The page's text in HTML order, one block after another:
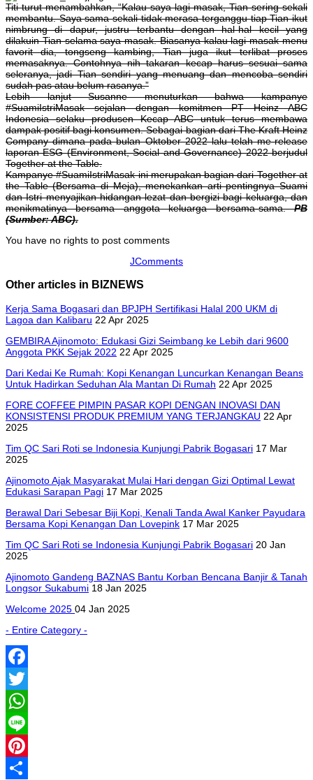
Titi turut menambahkan, “Kalau saya lagi masak, Tian sering sekali
membantu. Saya sama sekali tidak merasa terganggu tiap Tian ikut
nimbrung di dapur, justru terbantu dengan hal-hal kecil yang
dilakuin Tian selama saya masak. Biasanya kalau lagi masak menu
favorit dia, tongseng kambing, Tian juga ikut terlibat proses
memasaknya. Contohnya nih takaran kecap harus sesuai sama
seleranya, jadi Tian sendiri yang menuang dan mencoba sendiri
sudah pas atau belum rasanya.”
Lebih lanjut Susanne menuturkan bahwa kampanye
#SuamiIstriMasak sejalan dengan komitmen PT Heinz ABC
Indonesia selaku produsen Kecap ABC untuk terus membawa
dampak positif bagi konsumen. Sebagai bagian dari The Kraft Heinz
Company dimana pada bulan Oktober 2022 lalu telah me-release
laporan ESG (Environment, Social and Governance) 2022 berjudul
Together at the Table.
Kampanye #SuamiIstriMasak ini merupakan bagian dari Together at
the Table (Bersama di Meja), menekankan arti pentingnya Suami
dan Istri menyajikan hidangan lezat dan bergizi bagi keluarga, dan
menikmatinya bersama anggota keluarga bersama-sama.PB
(Sumber: ABC).
You have no rights to post comments
JComments
Other articles in BIZNEWS
Kerja Sama Bogasari dan BPJPH Sertifikasi Halal 200 UKM di
Lagoa dan Kalibaru 22 Apr 2025
GEMBIRA Ajinomoto: Edukasi Gizi Seimbang ke Lebih dari 9600
Anggota PKK Sejak 2022 22 Apr 2025
Dari Kedai Ke Rumah: Kopi Kenangan Luncurkan Kenangan Beans
Untuk Hadirkan Seduhan Ala Mantan Di Rumah 22 Apr 2025
FORE COFFEE PIMPIN PASAR KOPI DENGAN INOVASI DAN
KONSISTENSI PRODUK PREMIUM YANG TERJANGKAU 22 Apr
2025
Tim QC Sari Roti se Indonesia Kunjungi Pabrik Bogasari 17 Mar
2025
Ajinomoto Ajak Masyarakat Mulai Hari dengan Gizi Optimal Lewat
Edukasi Sarapan Pagi 17 Mar 2025
Berawal Dari Sebesar Biji Kopi, Kenali Tanda Awal Kanker Payudara
Bersama Kopi Kenangan Dan Lovepink 17 Mar 2025
Tim QC Sari Roti se Indonesia Kunjungi Pabrik Bogasari 20 Jan
2025
Ajinomoto Gandeng BAZNAS Bantu Korban Bencana Banjir & Tanah
Longsor Sukabumi 18 Jan 2025
Welcome 2025 04 Jan 2025
- Entire Category -
Facebook
Twitter
WhatsApp
Line
Pinterest